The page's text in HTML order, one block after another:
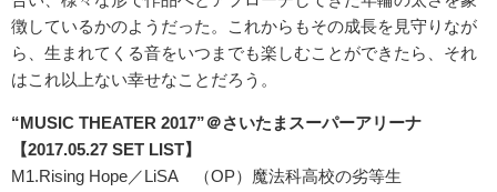
徴しているかのようだった。これからもその成長を見守りなが
ら、生まれてくる音をいつまでも楽しむことができたら、それ
はこれ以上ない幸せなことだろう。
“MUSIC THEATER 2017”＠さいたまスーパーアリーナ
【2017.05.27 SET LIST】
M1.Rising Hope／LiSA （OP）魔法科高校の劣等生